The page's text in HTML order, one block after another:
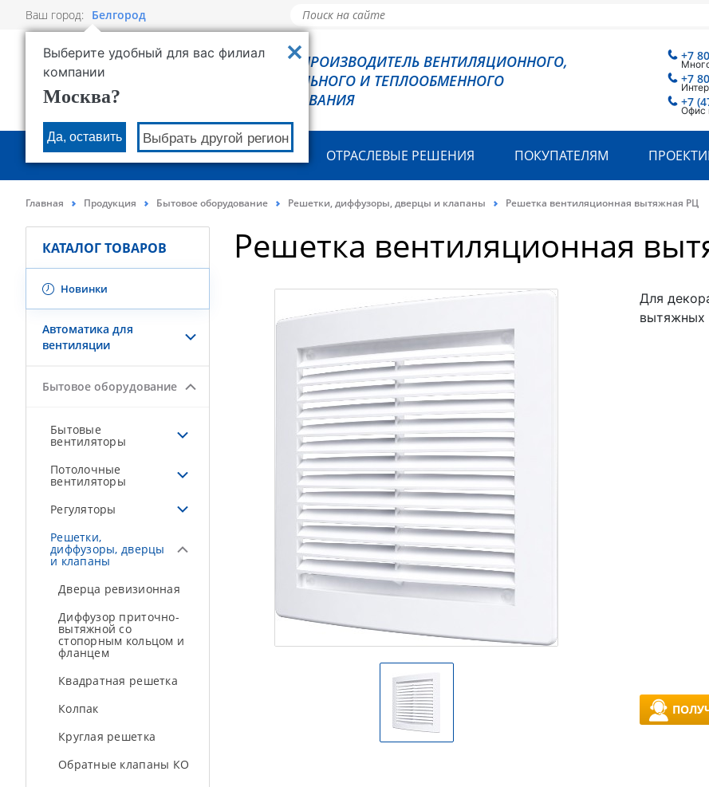
Ваш город: Белгород
Выберите удобный для вас филиал
компании
Москва?
Да, оставить Выбрать другой регион
РОВЕН - ПРОИЗВОДИТЕЛЬ ВЕНТИЛЯЦИОННОГО,
ХОЛОДИЛЬНОГО И ТЕПЛООБМЕННОГО
ОБОРУДОВАНИЯ
+7
+7
+7
Офис
О КОМПАНИИ ПРОДУКЦИЯ ОТРАСЛЕВЫЕ РЕШЕНИЯ ПОКУПАТЕЛЯМ
Главная Продукция Бытовое оборудование Решетки, диффузоры, дверцы и клапаны Решетка вентиляционная вытяжная РЦ
КАТАЛОГ ТОВАРОВ
Новинки
Автоматика для
вентиляции
Бытовое оборудование
Бытовые
вентиляторы
Потолочные
вентиляторы
Регуляторы
Решетки,
диффузоры, дверцы
и клапаны
Дверца ревизионная
Диффузор приточно-
вытяжной со
стопорным кольцом и
фланцем
Квадратная решетка
Колпак
Круглая решетка
Обратные клапаны КО
Решетка вентиляционная
Для
вытяжных